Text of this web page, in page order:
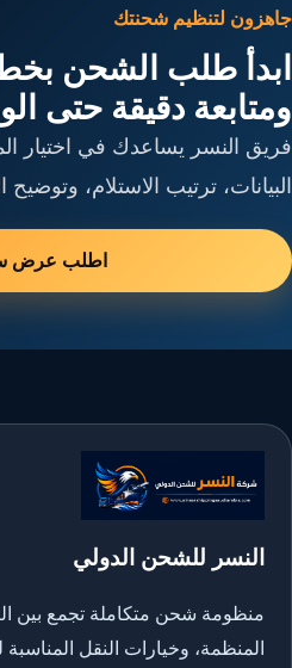
جاهزون لتنظيم شحنتك
ابدأ طلب الشحن
ومتابعة دقيقة حتى
فريق النسر يساعدك في اختيار
البيانات، ترتيب الاستلام، وتوضيح
اطلب عرض
النسر للشحن الدولي
منظومة شحن متكاملة تجمع بين
المنظمة، وخيارات النقل